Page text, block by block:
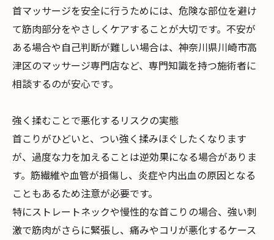
首マッサージを安全に行うためには、危険な部位を避け
て筋肉部分をやさしくケアすることが大切です。不安が
ある場合や自己判断が難しい場合は、神奈川県川崎市高
津区のマッサージ専門店など、専門知識を持つ施術者に
相談するのが安心です。
強く揉むことで悪化するリスクの実態
首こりがひどいと、つい強く揉みほぐしたくなります
が、過度な力を加えることは逆効果になる場合がありま
す。筋繊維や血管が損傷し、炎症や内出血の原因となる
こともあるため注意が必要です。
特にストレートネックや慢性的な首こりの場合、強い刺
激で筋肉がさらに緊張し、痛みやコリが悪化するケース